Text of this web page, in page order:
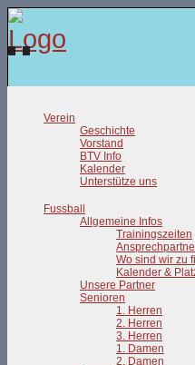
Verein
Geschichte
Vorstand
BTV Info
Kalender
Unterstütze uns
Fussball
Allgemeine Infos
Trainingszeiten
Wo sind wir zu
Kalender &
Unsere Partner
Senioren
1. Herren
2. Herren
3. Herren
1. Damen
2. Damen